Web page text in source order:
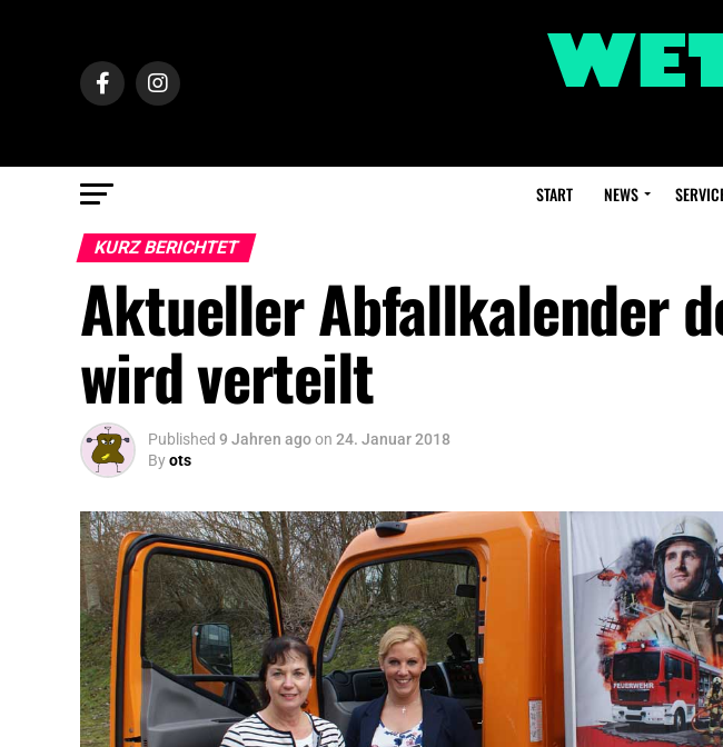
START NEWS
KURZ BERICHTET
Aktueller Abfallkalender
wird verteilt
Published 9 Jahren agoon 24. Januar 2018
Byots